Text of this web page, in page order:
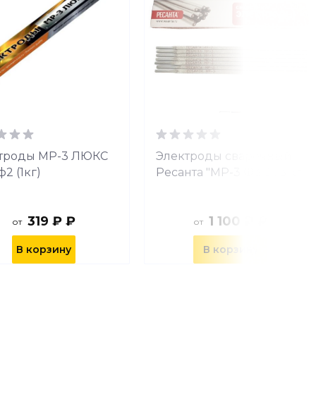
МР-3 ЛЮКС
(1кг)
от 319 ₽ ₽
В корзину
Электроды сварочный
Ресанта "МР-3 Ф3,0", 3 кг
от 1 100 ₽ ₽
В корзину